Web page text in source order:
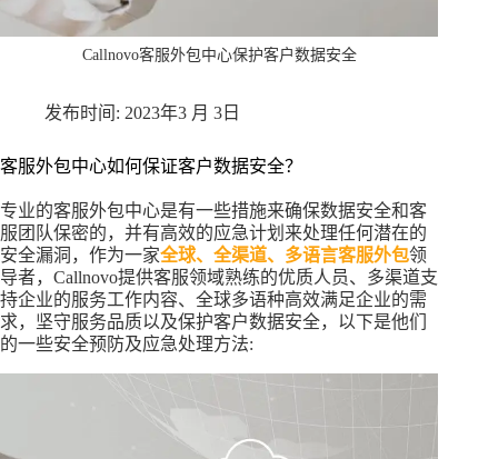
Callnovo客服外包中心保护客户数据安全
2023年3 月 3日
客服外包中心如何保证客户数据安全？
专业的客服外包中心是有一些措施来确保数据安全和客
服团队保密的，并有高效的应急计划来处理任何潜在的
安全漏洞，作为一家全球、全渠道、多语言客服外包领
导者，Callnovo提供客服领域熟练的优质人员、多渠道支
持企业的服务工作内容、全球多语种高效满足企业的需
求，坚守服务品质以及保护客户数据安全，以下是他们
的一些安全预防及应急处理方法: